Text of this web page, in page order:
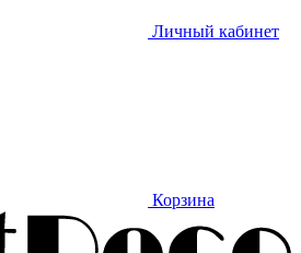
Личный кабинет
Корзина